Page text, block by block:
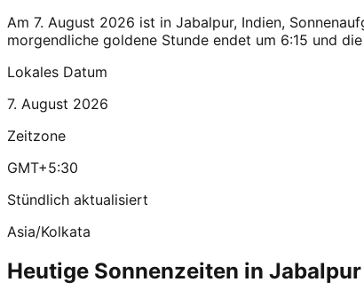
Am 7. August 2026 ist in Jabalpur, Indien,
morgendliche goldene Stunde endet um 6:15 und
Lokales Datum
7. August 2026
Zeitzone
GMT+5:30
Stündlich aktualisiert
Asia/Kolkata
Heutige Sonnenzeiten in Jabalpur